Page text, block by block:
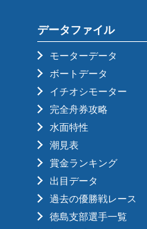
データファイル
モーターデータ
ボートデータ
イチオシモーター
完全舟券攻略
水面特性
潮見表
賞金ランキング
出目データ
過去の優勝戦レース
徳島支部選手一覧